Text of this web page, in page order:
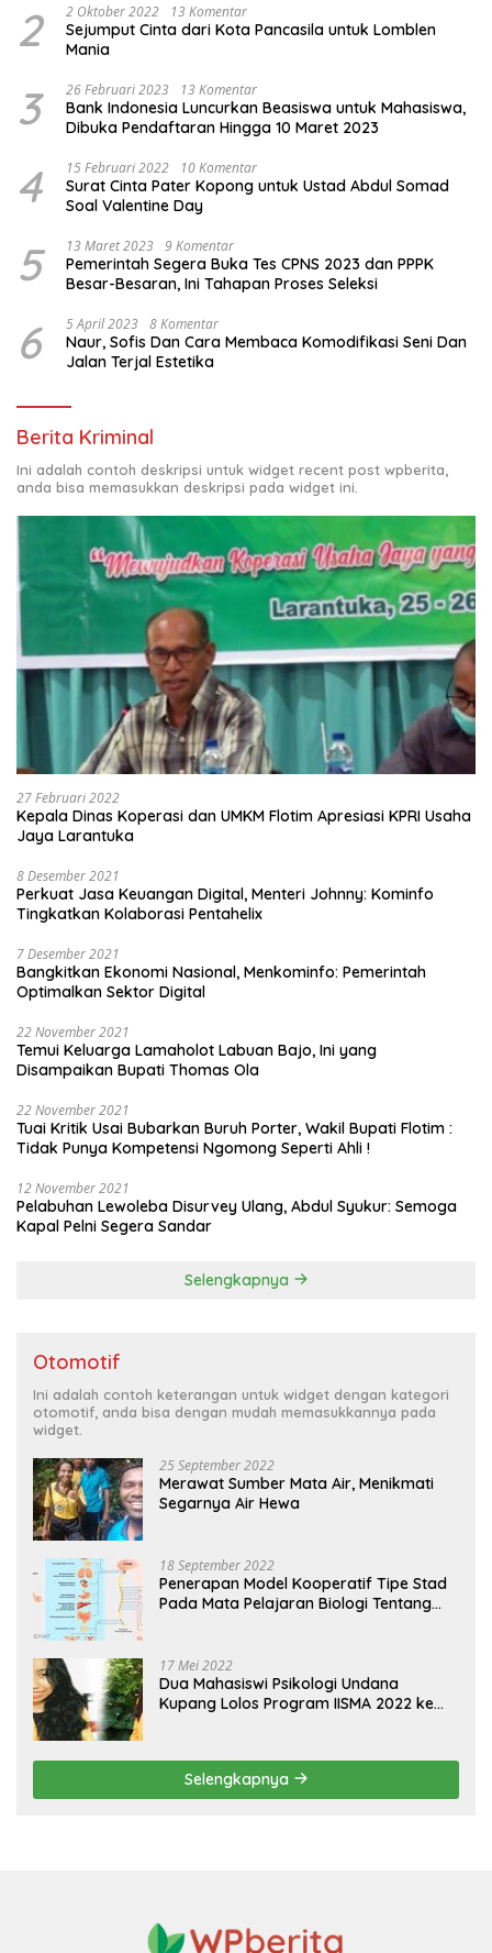
2 2 Oktober 2022 13 Komentar
Sejumput Cinta dari Kota Pancasila untuk Lomblen
Mania
3 26 Februari 2023 13 Komentar
Bank Indonesia Luncurkan Beasiswa untuk Mahasiswa,
Dibuka Pendaftaran Hingga 10 Maret 2023
4 15 Februari 2022 10 Komentar
Surat Cinta Pater Kopong untuk Ustad Abdul Somad
Soal Valentine Day
5 13 Maret 2023 9 Komentar
Pemerintah Segera Buka Tes CPNS 2023 dan PPPK
Besar-Besaran, Ini Tahapan Proses Seleksi
6 5 April 2023 8 Komentar
Naur, Sofis Dan Cara Membaca Komodifikasi Seni Dan
Jalan Terjal Estetika
Berita Kriminal
Ini adalah contoh deskripsi untuk widget recent post wpberita,
anda bisa memasukkan deskripsi pada widget ini.
27 Februari 2022
Kepala Dinas Koperasi dan UMKM Flotim Apresiasi KPRI Usaha
Jaya Larantuka
8 Desember 2021
Perkuat Jasa Keuangan Digital, Menteri Johnny: Kominfo
Tingkatkan Kolaborasi Pentahelix
7 Desember 2021
Bangkitkan Ekonomi Nasional, Menkominfo: Pemerintah
Optimalkan Sektor Digital
22 November 2021
Temui Keluarga Lamaholot Labuan Bajo, Ini yang
Disampaikan Bupati Thomas Ola
22 November 2021
Tuai Kritik Usai Bubarkan Buruh Porter, Wakil Bupati Flotim :
Tidak Punya Kompetensi Ngomong Seperti Ahli !
12 November 2021
Pelabuhan Lewoleba Disurvey Ulang, Abdul Syukur: Semoga
Kapal Pelni Segera Sandar
Selengkapnya
Otomotif
Ini adalah contoh keterangan untuk widget dengan kategori
otomotif, anda bisa dengan mudah memasukkannya pada
widget.
25 September 2022
Merawat Sumber Mata Air, Menikmati
Segarnya Air Hewa
18 September 2022
Penerapan Model Kooperatif Tipe Stad
Pada Mata Pelajaran Biologi Tentang
17 Mei 2022
Dua Mahasiswi Psikologi Undana
Kupang Lolos Program IISMA 2022 ke
Selengkapnya